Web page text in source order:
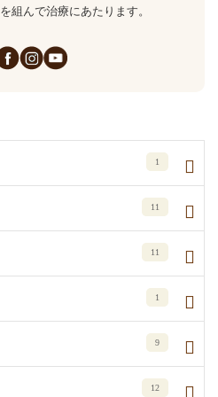
組んで治療にあたります。
1
11
11
1
9
12